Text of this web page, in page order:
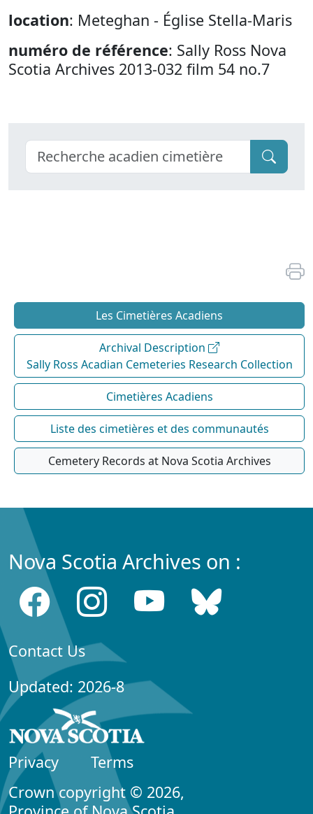
location: Meteghan - Église Stella-Maris
numéro de référence: Sally Ross Nova
Scotia Archives 2013-032 film 54 no.7
Les Cimetières Acadiens
Archival Description
Sally Ross Acadian Cemeteries Research Collection
Cimetières Acadiens
Liste des cimetières et des communautés
Cemetery Records at Nova Scotia Archives
Nova Scotia Archives on :
Contact Us
Updated: 2026-8
Privacy
Terms
Crown copyright © 2026,